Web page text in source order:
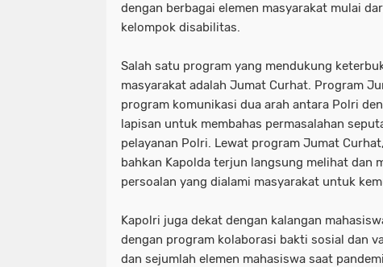
dengan berbagai elemen masyarakat mulai
kelompok disabilitas.
Salah satu program yang mendukung
masyarakat adalah Jumat Curhat. Program
program komunikasi dua arah antara Polri
lapisan untuk membahas permasalahan
pelayanan Polri. Lewat program Jumat
bahkan Kapolda terjun langsung melihat dan
persoalan yang dialami masyarakat untuk
Kapolri juga dekat dengan kalangan
dengan program kolaborasi bakti sosial dan
dan sejumlah elemen mahasiswa saat pandemi